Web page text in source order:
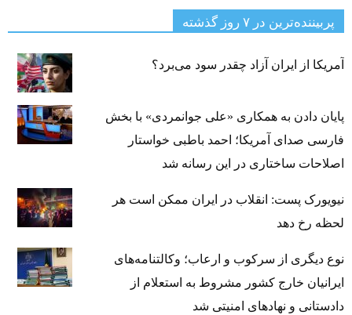
پربیننده‌ترین‌ در ۷ روز گذشته
آمریکا از ایران آزاد چقدر سود می‌برد؟
پایان دادن به همکاری «علی جوانمردی» با بخش
فارسی صدای آمریکا؛ احمد باطبی خواستار
اصلاحات ساختاری در این رسانه شد
نیویورک پست: انقلاب در ایران ممکن است هر
لحظه رخ دهد
نوع دیگری از سرکوب و ارعاب؛ وکالتنامه‌های
ایرانیان خارج کشور مشروط به استعلام از
دادستانی و نهادهای امنیتی شد